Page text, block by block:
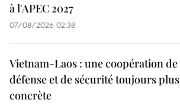
à l'APEC 2027
07/08/2026 02:38
Vietnam-Laos : une coopération de
défense et de sécurité toujours plus
concrète